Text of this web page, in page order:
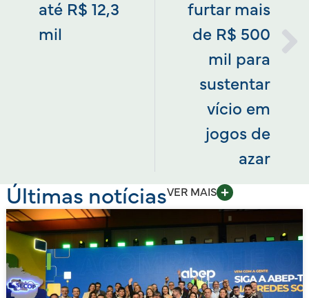
até R$ 12,3
mil
furtar mais
de R$ 500
mil para
sustentar
vício em
jogos de
azar
Últimas notíciasVER MAIS